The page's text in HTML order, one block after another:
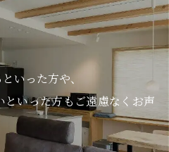
いった方や、
いった方もご遠慮なくお声